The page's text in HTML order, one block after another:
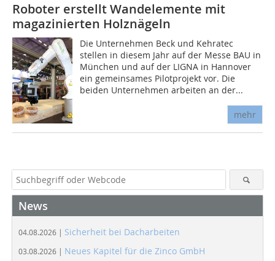
Roboter erstellt Wandelemente mit
magazinierten Holznägeln
Die Unternehmen Beck und Kehratec
stellen in diesem Jahr auf der Messe BAU in
München und auf der LIGNA in Hannover
ein gemeinsames Pilotprojekt vor. Die
beiden Unternehmen arbeiten an der...
mehr
News
04.08.2026 | Sicherheit bei Dacharbeiten
03.08.2026 | Neues Kapitel für die Zinco GmbH